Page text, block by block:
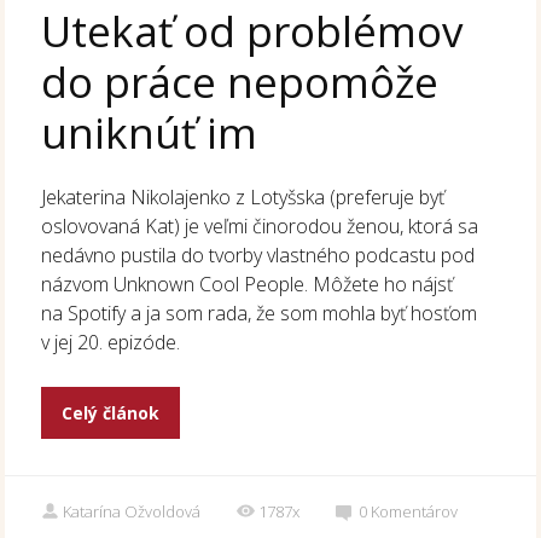
Utekať od problémov
do práce nepomôže
uniknúť im
Jekaterina Nikolajenko z Lotyšska (preferuje byť
oslovovaná Kat) je veľmi činorodou ženou, ktorá sa
nedávno pustila do tvorby vlastného podcastu pod
názvom Unknown Cool People. Môžete ho nájsť
na Spotify a ja som rada, že som mohla byť hosťom
v jej 20. epizóde.
Celý článok
Katarína Ožvoldová 1787x 0 Komentárov